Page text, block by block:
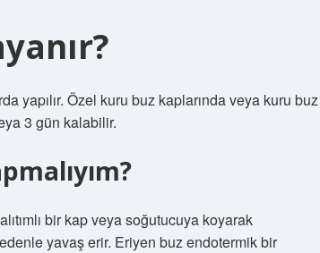
yapılır. Özel kuru buz kaplarında veya kuru buz
3 gün kalabilir.
bir kap veya soğutucuya koyarak
yavaş erir. Eriyen buz endotermik bir